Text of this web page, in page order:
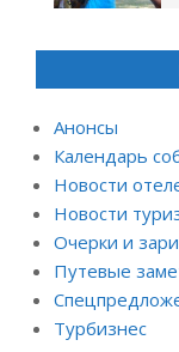
Анонсы
Календарь
Новости
Новости
Очерки и
Путевые
Турбизнес